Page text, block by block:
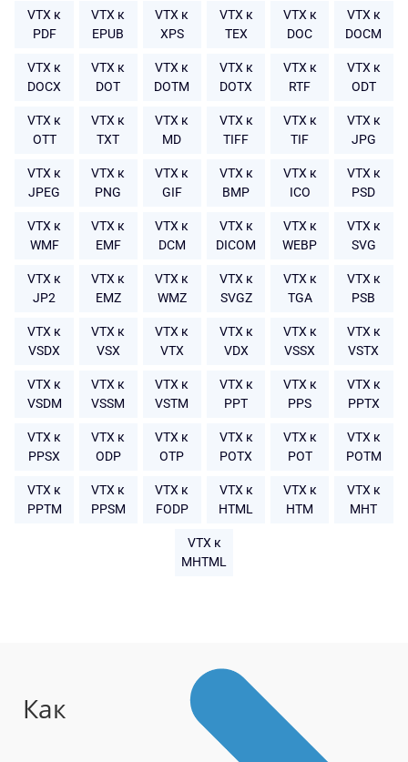
VTX к
PDF
VTX к
EPUB
VTX к
XPS
VTX к
TEX
VTX к
DOC
VTX к
DOCM
VTX к
DOCX
VTX к
DOT
VTX к
DOTM
VTX к
DOTX
VTX к
RTF
VTX к
ODT
VTX к
OTT
VTX к
TXT
VTX к
MD
VTX к
TIFF
VTX к
TIF
VTX к
JPG
VTX к
JPEG
VTX к
PNG
VTX к
GIF
VTX к
BMP
VTX к
ICO
VTX к
PSD
VTX к
WMF
VTX к
EMF
VTX к
DCM
VTX к
DICOM
VTX к
WEBP
VTX к
SVG
VTX к
JP2
VTX к
EMZ
VTX к
WMZ
VTX к
SVGZ
VTX к
TGA
VTX к
PSB
VTX к
VSDX
VTX к
VSX
VTX к
VTX
VTX к
VDX
VTX к
VSSX
VTX к
VSTX
VTX к
VSDM
VTX к
VSSM
VTX к
VSTM
VTX к
PPT
VTX к
PPS
VTX к
PPTX
VTX к
PPSX
VTX к
ODP
VTX к
OTP
VTX к
POTX
VTX к
POT
VTX к
POTM
VTX к
PPTM
VTX к
PPSM
VTX к
FODP
VTX к
HTML
VTX к
HTM
VTX к
MHT
VTX к
MHTML
Как